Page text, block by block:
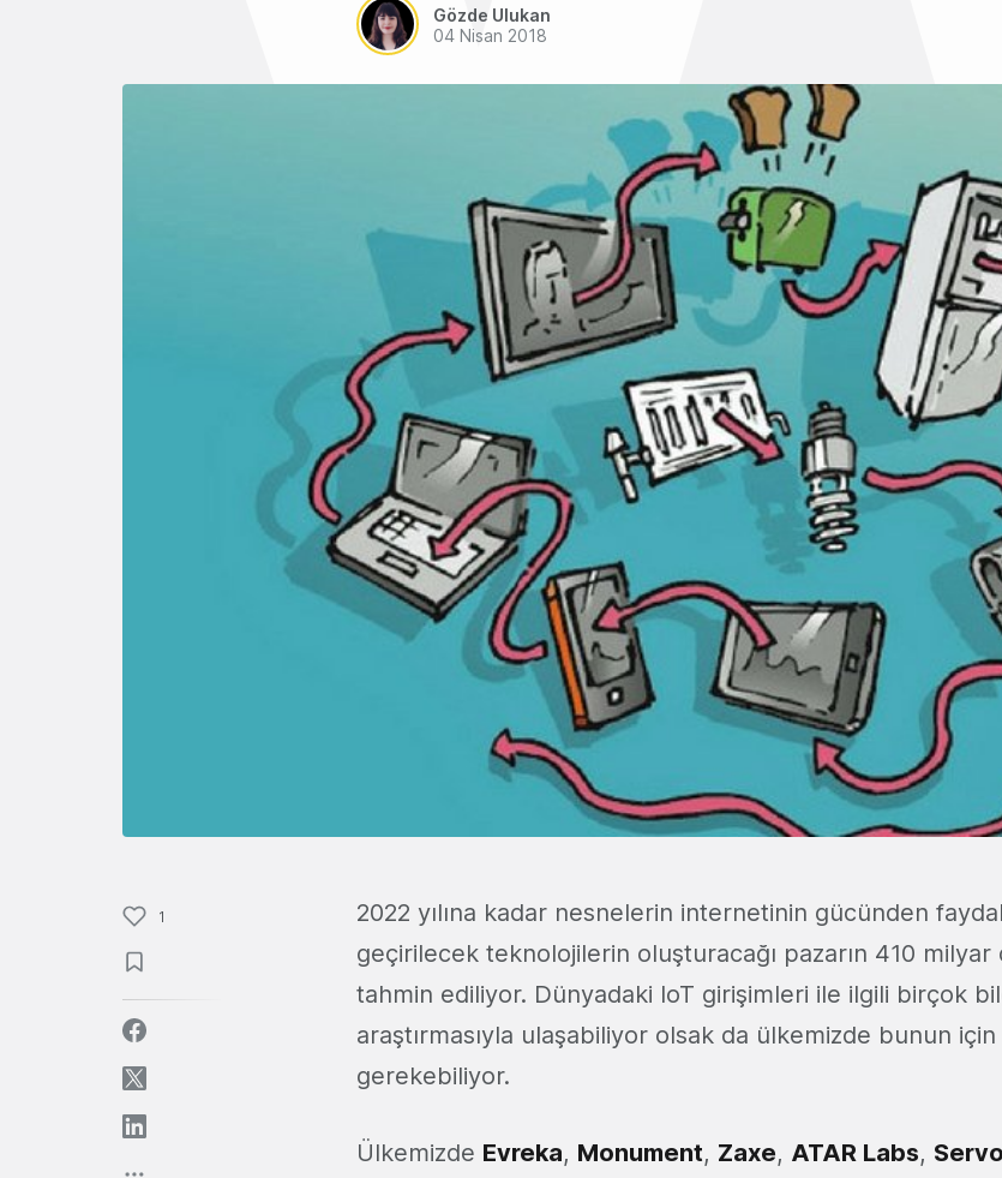
Gözde Ulukan
04 Nisan 2018
1
2022 yılına kadar nesnelerin internetinin gücünden
geçirilecek teknolojilerin oluşturacağı pazarın 410 milyar
tahmin ediliyor. Dünyadaki IoT girişimleri ile ilgili birçok
araştırmasıyla ulaşabiliyor olsak da ülkemizde bunun için
gerekebiliyor.
Ülkemizde Evreka, Monument, Zaxe, ATAR Labs,